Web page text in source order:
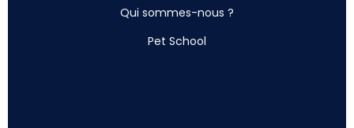
Qui sommes-nous ?
Pet School